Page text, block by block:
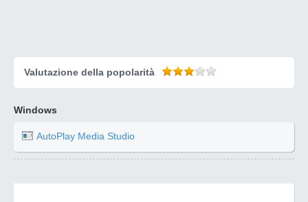
Valutazione della popolarità
Windows
AutoPlay Media Studio